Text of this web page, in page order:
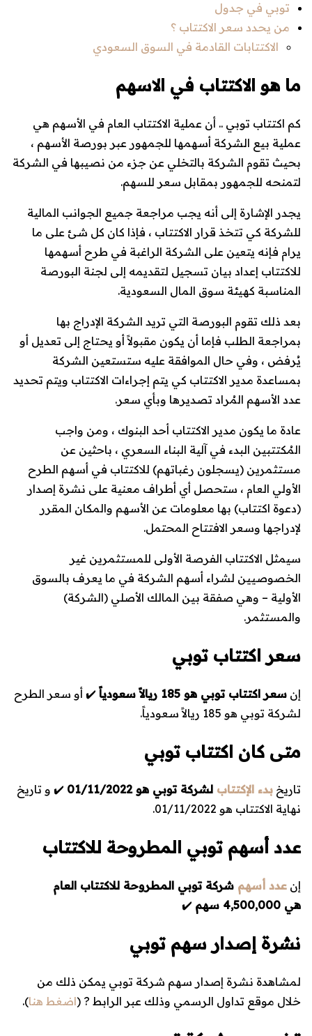
توبي في جدول
من يحدد سعر الاكتتاب ؟
الاكتتابات القادمة في السوق السعودي
ما هو الاكتتاب في الاسهم
كم اكتتاب توبي .. أن عملية الاكتتاب العام في الأسهم هي
عملية بيع الشركة أسهمها للجمهور عبر بورصة الأسهم ،
بحيث تقوم الشركة بالتخلي عن جزء من نصيبها في الشركة
لتمنحه للجمهور بمقابل سعر للسهم.
يجدر الإشارة إلى أنه يجب مراجعة جميع الجوانب المالية
للشركة كي تتخذ قرار الاكتتاب ، فإذا كان كل شئ على ما
يرام فإنه يتعين على الشركة الراغبة في طرح أسهمها
للاكتتاب إعداد بيان تسجيل لتقديمه إلى لجنة البورصة
المناسبة كهيئة سوق المال السعودية.
بعد ذلك تقوم البورصة التي تريد الشركة الإدراج بها
بمراجعة الطلب فإما أن يكون مقبولاً أو يحتاج إلى تعديل أو
يُرفض ، وفي حال الموافقة عليه ستستعين الشركة
بمساعدة مدير الاكتتاب كي يتم إجراءات الاكتتاب ويتم تحديد
عدد الأسهم المُراد تصديرها وبأي سعر.
عادة ما يكون مدير الاكتتاب أحد البنوك ، ومن واجب
المُكتتبين البدء في آلية البناء السعري ، باحثين عن
مستثمرين (يسجلون رغباتهم) للاكتتاب في أسهم الطرح
الأولي العام ، ستحصل أي أطراف معنية على نشرة إصدار
(دعوة اكتتاب) بها معلومات عن الأسهم والمكان المقرر
لإدراجها وسعر الافتتاح المحتمل.
سيمثل الاكتتاب الفرصة الأولى للمستثمرين غير
الخصوصيين لشراء أسهم الشركة في ما يعرف بالسوق
الأولية – وهي صفقة بين المالك الأصلي (الشركة)
والمستثمر.
سعر اكتتاب توبي
إن سعر اكتتاب توبي هو 185 ريالاً سعودياً
✔️ أو سعر الطرح
لشركة توبي هو 185 ريالاً سعودياً.
متى كان اكتتاب توبي
تاريخ بدء الإكتتاب لشركة توبي هو01/11/2022 ✔️ و تاريخ
نهاية الاكتتاب هو 01/11/2022.
عدد أسهم توبي المطروحة للاكتتاب
إن عدد أسهم شركة توبي المطروحة للاكتتاب العام
هي 4,500,000 سهم ✔️
نشرة إصدار سهم توبي
لمشاهدة نشرة إصدار سهم شركة توبي يمكن ذلك من
خلال موقع تداول الرسمي وذلك عبر الرابط ? (اضغط هنا).